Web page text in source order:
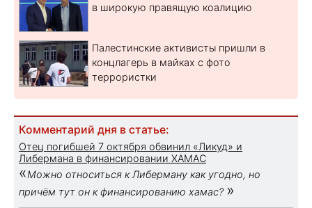
в широкую правящую коалицию
Палестинские активисты пришли в
концлагерь в майках с фото
террористки
Комментарий дня в статье:
Отец погибшей 7 октября обвинил «Ликуд» и
Либермана в финансировании ХАМАС
«Можно относиться к Либерману как угодно, но
причём тут он к финансированию хамас? »